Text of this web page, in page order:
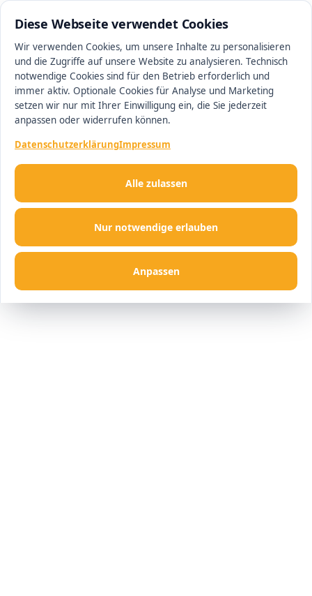
Diese Webseite verwendet Cookies
Wir verwenden Cookies, um unsere Inhalte zu personalisieren
und die Zugriffe auf unsere Website zu analysieren. Technisch
notwendige Cookies sind für den Betrieb erforderlich und
immer aktiv. Optionale Cookies für Analyse und Marketing
setzen wir nur mit Ihrer Einwilligung ein, die Sie jederzeit
anpassen oder widerrufen können.
DatenschutzerklärungImpressum
Nur notwendige erlauben
Anpassen
Alle zulassen